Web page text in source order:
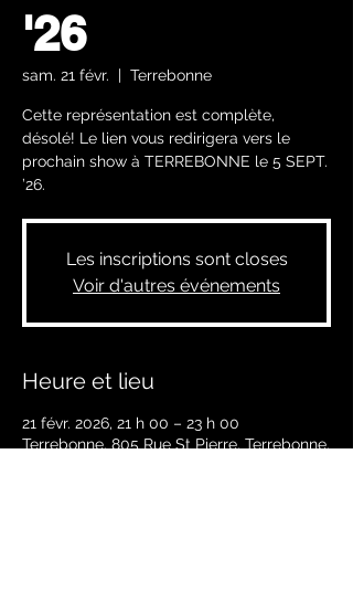
'26
sam. 21 févr.
  |
Terrebonne
Cette représentation est complète,
désolé! Le lien vous redirigera vers le
prochain show à TERREBONNE le 5 SEPT.
’26.
Les inscriptions sont closes
Voir d'autres événements
Heure et lieu
21 févr. 2026, 21 h 00 – 23 h 00
Terrebonne, 805 Rue St Pierre, Terrebonne,